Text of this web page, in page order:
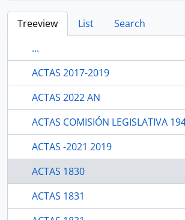
Treeview List
Search
...
ACTAS 2017-2019
ACTAS 2022 AN
ACTAS COMISIÓN LEGISLATIVA
ACTAS -2021 2019
ACTAS 1830
ACTAS 1831